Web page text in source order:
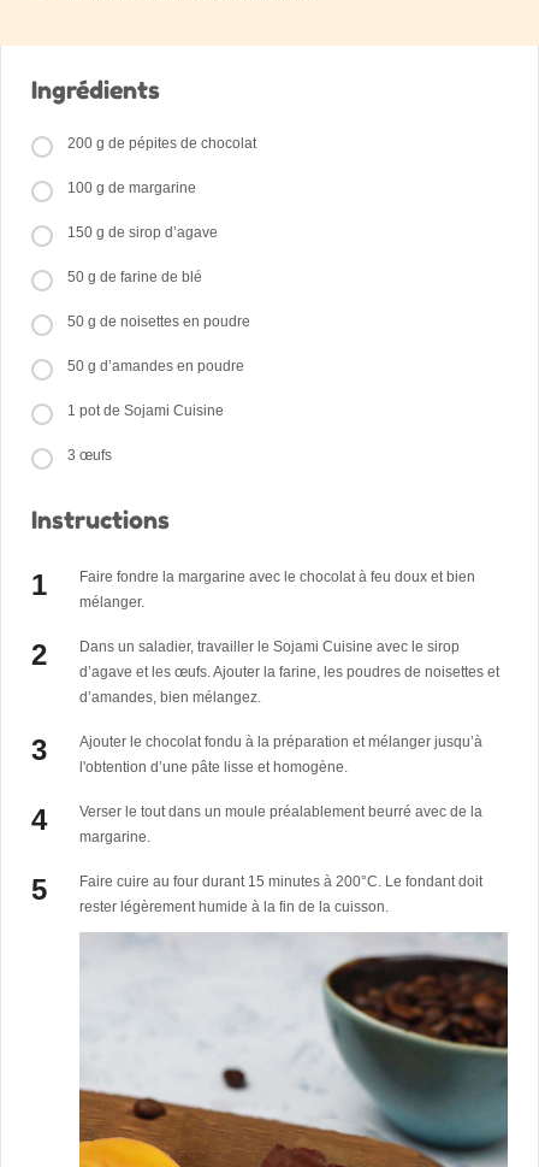
Ingrédients
200 g de pépites de chocolat
100 g de margarine
150 g de sirop d’agave
50 g de farine de blé
50 g de noisettes en poudre
50 g d’amandes en poudre
1 pot de Sojami Cuisine
3 œufs
Instructions
Faire fondre la margarine avec le chocolat à feu doux et bien
mélanger.
Dans un saladier, travailler le Sojami Cuisine avec le sirop
d’agave et les œufs. Ajouter la farine, les poudres de noisettes et
d’amandes, bien mélangez.
Ajouter le chocolat fondu à la préparation et mélanger jusqu’à
l'obtention d’une pâte lisse et homogène.
Verser le tout dans un moule préalablement beurré avec de la
margarine.
Faire cuire au four durant 15 minutes à 200°C. Le fondant doit
rester légèrement humide à la fin de la cuisson.